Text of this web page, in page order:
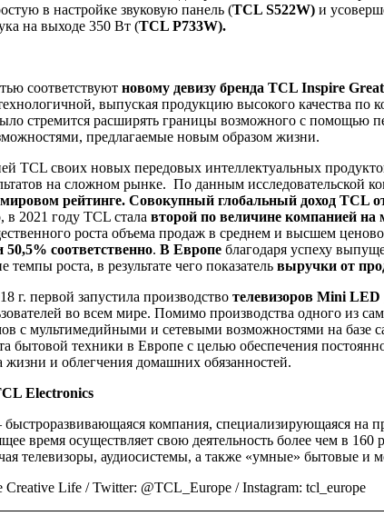
в настройке звуковую панель (TCL S522W) и
на выходе 350 Вт (TCL P733W).
соответствуют новому девизу бренда TCL Inspire
выпуская продукцию высокого качества по
стремится расширять границы возможного с помощью
предлагаемые новым образом жизни.
TCL своих новых передовых интеллектуальных
на сложном рынке. По данным исследовательской
рейтинге. Совокупный глобальный доход TCL
2021 году TCL стала второй по величине компанией
роста объема продаж в среднем и высшем
соответственно. В Европе благодаря успеху
роста, в результате чего показатель выручки от
г. первой запустила производство телевизоров Mini LED
во всем мире. Помимо производства одного из
с мультимедийными и сетевыми возможностями на базе
бытовой техники в Европе с целью обеспечения
жизни и облегчения домашних обязанностей.
Electronics
компания, специализирующаяся на
время осуществляет свою деятельность более чем в
телевизоры, аудиосистемы, а также «умные» бытовые и
Life / Twitter: @TCL_Europe / Instagram: tcl_europe